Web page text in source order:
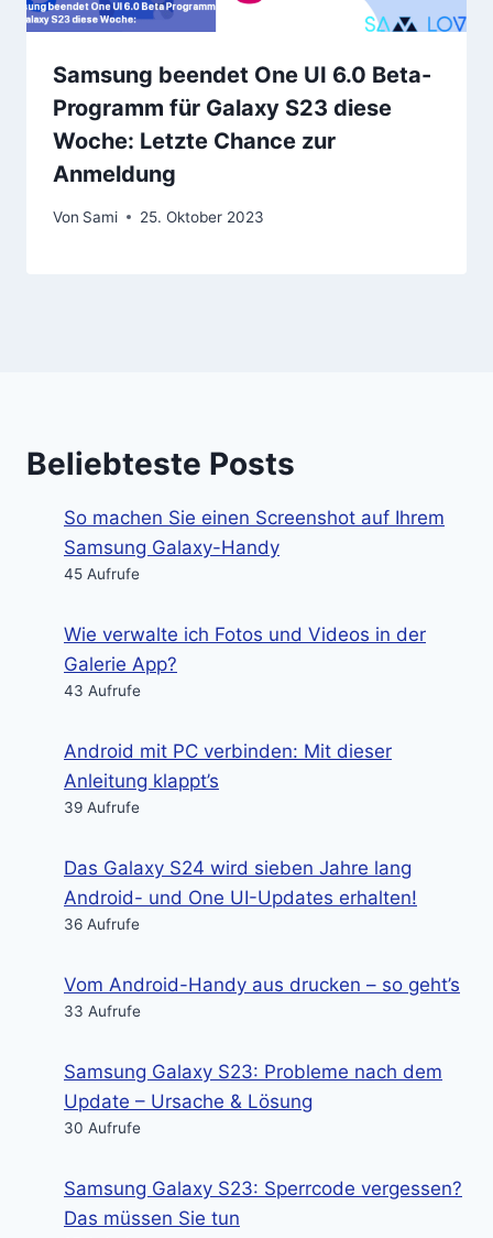
Samsung beendet One UI 6.0 Beta-
Programm für Galaxy S23 diese
Woche: Letzte Chance zur
Anmeldung
Von Sami 25. Oktober 2023
Beliebteste Posts
So machen Sie einen Screenshot auf Ihrem
Samsung Galaxy-Handy
45 Aufrufe
Wie verwalte ich Fotos und Videos in der
Galerie App?
43 Aufrufe
Android mit PC verbinden: Mit dieser
Anleitung klappt’s
39 Aufrufe
Das Galaxy S24 wird sieben Jahre lang
Android- und One UI-Updates erhalten!
36 Aufrufe
Vom Android-Handy aus drucken – so geht’s
33 Aufrufe
Samsung Galaxy S23: Probleme nach dem
Update – Ursache & Lösung
30 Aufrufe
Samsung Galaxy S23: Sperrcode vergessen?
Das müssen Sie tun